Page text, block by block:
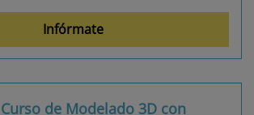
Infórmate
Curso de Modelado 3D con